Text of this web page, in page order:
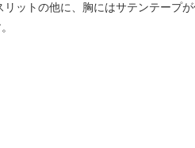
ットの他に、胸にはサテンテープ